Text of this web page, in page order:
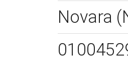
Novara